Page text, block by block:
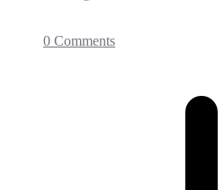
0 Comments